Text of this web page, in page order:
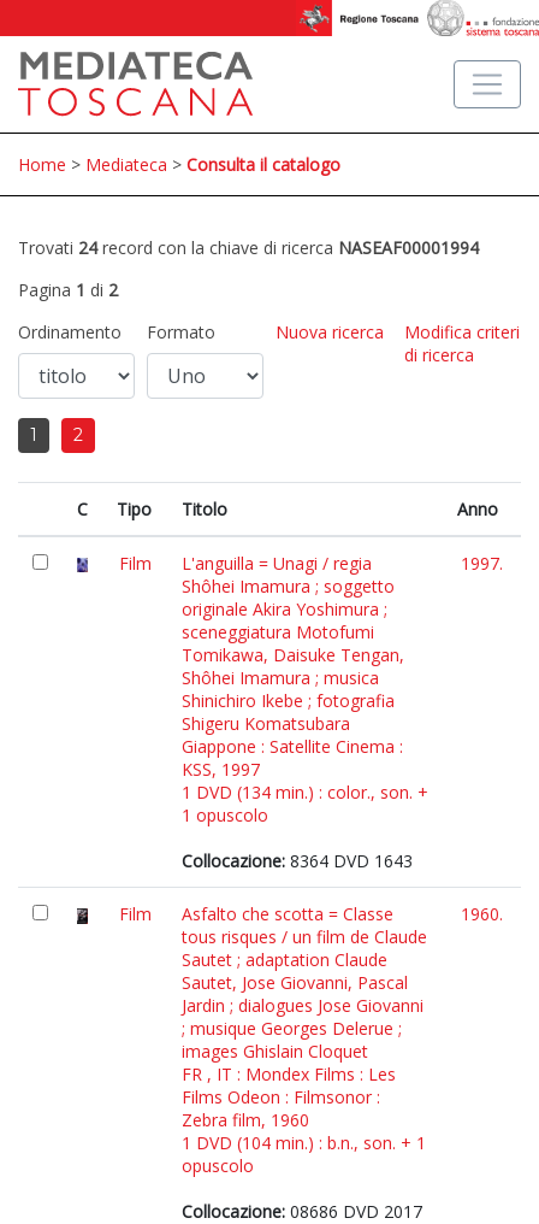
Home > Mediateca > Consulta il catalogo
Trovati 24record con la chiave di ricerca NASEAF00001994
Pagina 1 di 2
Ordinamento
Formato Nuova ricerca
Modifica criteri
di ricerca
1 2
C Tipo Titolo Anno
Film
L'anguilla = Unagi / regia
Shôhei Imamura ; soggetto
originale Akira Yoshimura ;
sceneggiatura Motofumi
Tomikawa, Daisuke Tengan,
Shôhei Imamura ; musica
Shinichiro Ikebe ; fotografia
Shigeru Komatsubara
Giappone : Satellite Cinema :
KSS, 1997
1 DVD (134 min.) : color., son. +
1 opuscolo
Collocazione: 8364 DVD 1643
1997.
Film
Asfalto che scotta = Classe
tous risques / un film de Claude
Sautet ; adaptation Claude
Sautet, Jose Giovanni, Pascal
Jardin ; dialogues Jose Giovanni
; musique Georges Delerue ;
images Ghislain Cloquet
FR , IT : Mondex Films : Les
Films Odeon : Filmsonor :
Zebra film, 1960
1 DVD (104 min.) : b.n., son. + 1
opuscolo
Collocazione: 08686 DVD 2017
1960.